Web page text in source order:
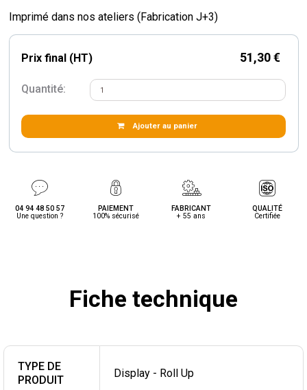
Imprimé dans nos ateliers (Fabrication J+3)
Prix final (HT) 51,30 €
Quantité:
Ajouter au panier
04 94 48 50 57
Une question ?
PAIEMENT
100% sécurisé
FABRICANT
+ 55 ans
QUALITÉ
Certifiée
Fiche technique
TYPE DE
PRODUIT
Display - Roll Up